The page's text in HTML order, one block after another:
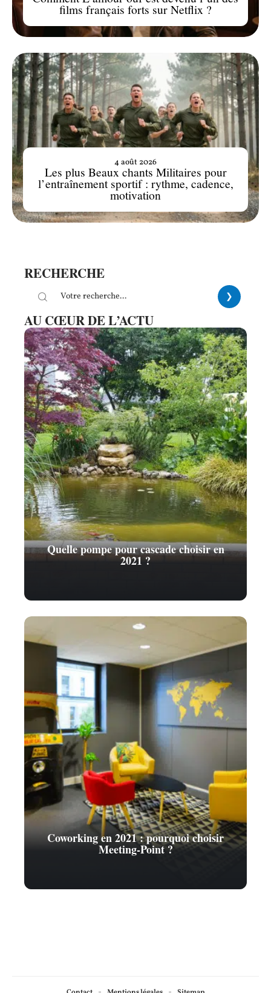
films français forts sur Netflix ?
Les plus Beaux chants Militaires pour
l’entraînement sportif : rythme, cadence,
motivation
4 août 2026
RECHERCHE
AU CŒUR DE L’ACTU
Quelle pompe pour cascade choisir en
2021 ?
Coworking en 2021 : pourquoi choisir
Meeting-Point ?